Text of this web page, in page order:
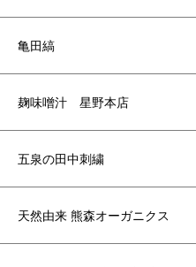
亀田縞
麹味噌汁 星野本店
五泉の田中刺繍
天然由来 熊森オーガニクス